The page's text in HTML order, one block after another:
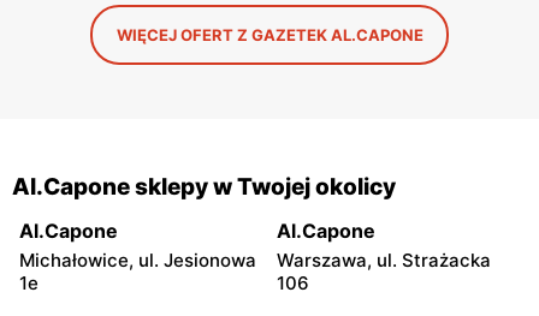
WIĘCEJ OFERT Z GAZETEK AL.CAPONE
Al.Capone sklepy w Twojej okolicy
Al.Capone
Michałowice, ul. Jesionowa
1e
Al.Capone
Warszawa, ul. Strażacka
106